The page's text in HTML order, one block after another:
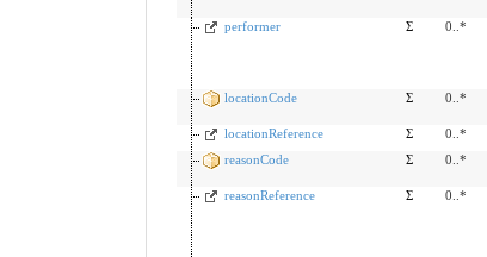
performer
Σ 0..*
locationCode Σ 0..*
locationReference
Σ 0..*
reasonCode
Σ 0..*
reasonReference
Σ 0..*